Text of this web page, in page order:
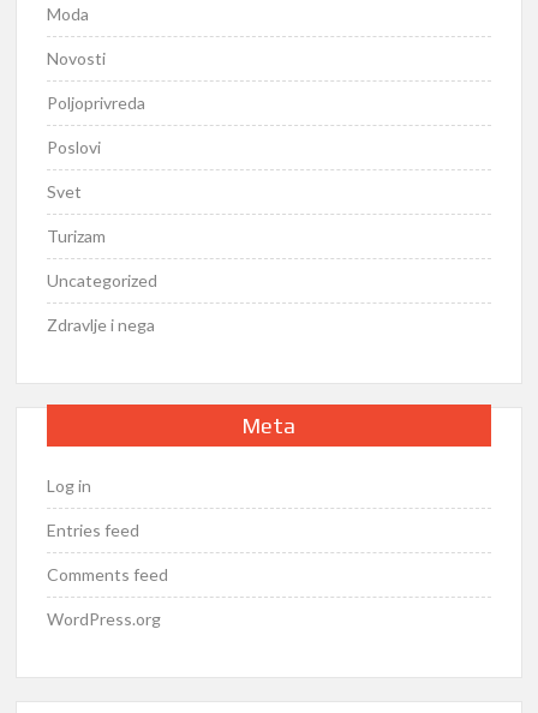
Moda
Novosti
Poljoprivreda
Poslovi
Svet
Turizam
Uncategorized
Zdravlje i nega
Meta
Log in
Entries feed
Comments feed
WordPress.org